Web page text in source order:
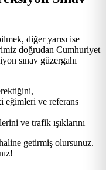
diğer yarısı ise
doğrudan Cumhuriyet
sınav güzergahı
eğimleri ve referans
ve trafik ışıklarını
getirmiş olursunuz.